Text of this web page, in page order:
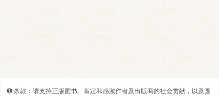
➊️ 条款：请支持正版图书。肯定和感激作者及出版商的社会贡献，以及国